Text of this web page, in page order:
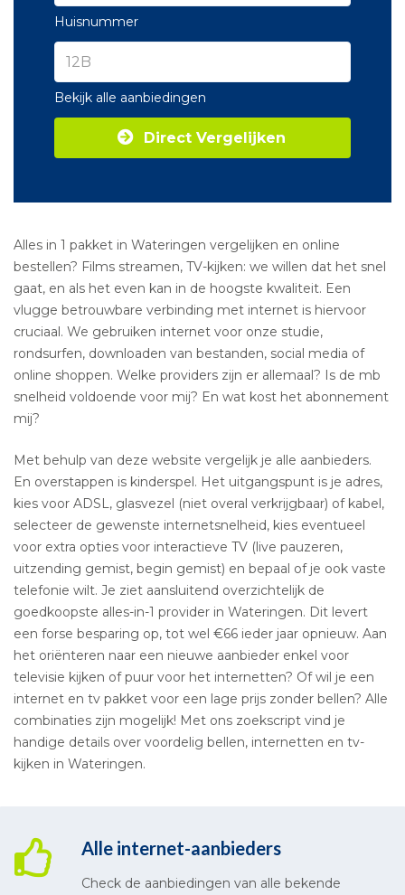
Huisnummer
Bekijk alle aanbiedingen
Direct Vergelijken
Alles in 1 pakket in Wateringen vergelijken en online
bestellen? Films streamen, TV-kijken: we willen dat het snel
gaat, en als het even kan in de hoogste kwaliteit. Een
vlugge betrouwbare verbinding met internet is hiervoor
cruciaal. We gebruiken internet voor onze studie,
rondsurfen, downloaden van bestanden, social media of
online shoppen. Welke providers zijn er allemaal? Is de mb
snelheid voldoende voor mij? En wat kost het abonnement
mij?
Met behulp van deze website vergelijk je alle aanbieders.
En overstappen is kinderspel. Het uitgangspunt is je adres,
kies voor ADSL, glasvezel (niet overal verkrijgbaar) of kabel,
selecteer de gewenste internetsnelheid, kies eventueel
voor extra opties voor interactieve TV (live pauzeren,
uitzending gemist, begin gemist) en bepaal of je ook vaste
telefonie wilt. Je ziet aansluitend overzichtelijk de
goedkoopste alles-in-1 provider in Wateringen. Dit levert
een forse besparing op, tot wel €66 ieder jaar opnieuw. Aan
het oriënteren naar een nieuwe aanbieder enkel voor
televisie kijken of puur voor het internetten? Of wil je een
internet en tv pakket voor een lage prijs zonder bellen? Alle
combinaties zijn mogelijk! Met ons zoekscript vind je
handige details over voordelig bellen, internetten en tv-
kijken in Wateringen.
Alle internet-aanbieders
Check de aanbiedingen van alle bekende